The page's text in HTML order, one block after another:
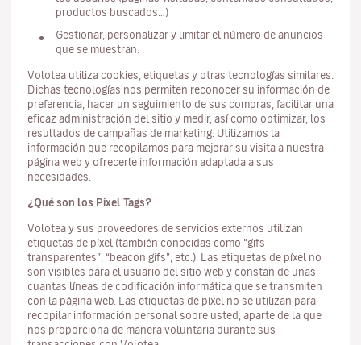
productos buscados…)
Gestionar, personalizar y limitar el número de anuncios
que se muestran.
Volotea utiliza cookies, etiquetas y otras tecnologías similares.
Dichas tecnologías nos permiten reconocer su información de
preferencia, hacer un seguimiento de sus compras, facilitar una
eficaz administración del sitio y medir, así como optimizar, los
resultados de campañas de marketing. Utilizamos la
información que recopilamos para mejorar su visita a nuestra
página web y ofrecerle información adaptada a sus
necesidades.
¿Qué son los Pixel Tags?
Volotea y sus proveedores de servicios externos utilizan
etiquetas de píxel (también conocidas como “gifs
transparentes”, “beacon gifs”, etc.). Las etiquetas de píxel no
son visibles para el usuario del sitio web y constan de unas
cuantas líneas de codificación informática que se transmiten
con la página web. Las etiquetas de píxel no se utilizan para
recopilar información personal sobre usted, aparte de la que
nos proporciona de manera voluntaria durante sus